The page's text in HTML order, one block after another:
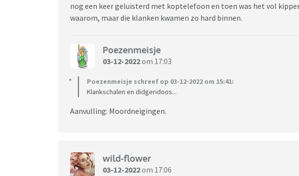
nog een keer geluisterd met koptelefoon en toen was het vol
waarom, maar die klanken kwamen zo hard binnen.
Poezenmeisje
03-12-2022om 17:03
Poezenmeisje schreef op 03-12-2022 om 15:41:
Klankschalen en didgeridoos...
Aanvulling: Moordneigingen.
wild-flower
03-12-2022om 17:06